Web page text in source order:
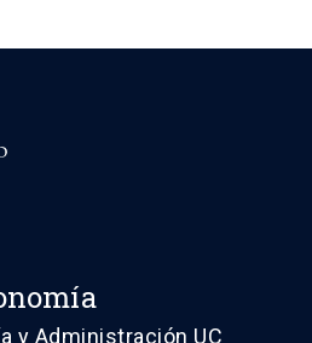
y Administración UC